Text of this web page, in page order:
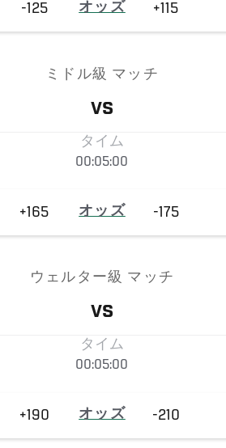
-125 オッズ +115
ミドル級 マッチ
VS
タイム
00:05:00
+165 オッズ -175
ウェルター級 マッチ
VS
タイム
00:05:00
+190 オッズ -210